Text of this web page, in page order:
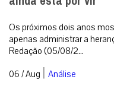
Os próximos dois anos
apenas administrar a
Redação (05/08/2...
06 / Aug | Análise